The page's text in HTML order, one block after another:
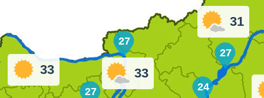
33 33
31
27
27 24
27